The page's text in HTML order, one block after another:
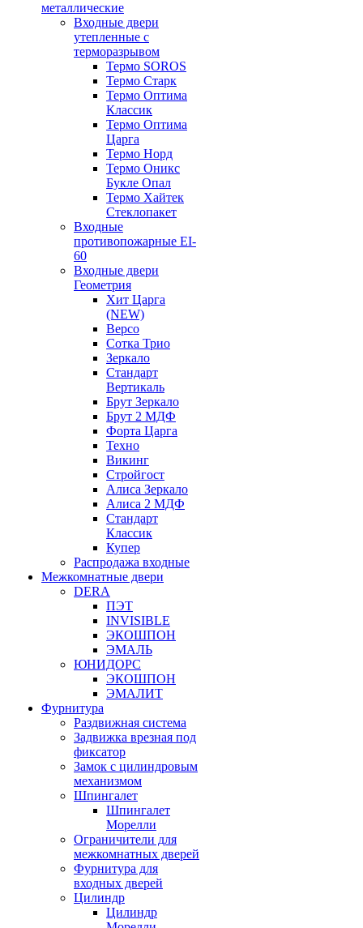
металлические
Входные двери
утепленные с
терморазрывом
Термо SOROS
Термо Старк
Термо Оптима
Классик
Термо Оптима
Царга
Термо Норд
Термо Оникс
Букле Опал
Термо Хайтек
Стеклопакет
Входные
противопожарные EI-
60
Входные двери
Геометрия
Хит Царга
(NEW)
Версо
Сотка Трио
Зеркало
Стандарт
Вертикаль
Брут Зеркало
Брут 2 МДФ
Форта Царга
Техно
Викинг
Стройгост
Алиса Зеркало
Алиса 2 МДФ
Стандарт
Классик
Купер
Распродажа входные
Межкомнатные двери
DERA
ПЭТ
INVISIBLE
ЭКОШПОН
ЭМАЛЬ
ЮНИДОРС
ЭКОШПОН
ЭМАЛИТ
Фурнитура
Раздвижная система
Задвижка врезная под
фиксатор
Замок с цилиндровым
механизмом
Шпингалет
Шпингалет
Морелли
Ограничители для
межкомнатных дверей
Фурнитура для
входных дверей
Цилиндр
Цилиндр